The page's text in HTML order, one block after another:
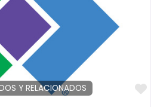
Y RELACIONADOS